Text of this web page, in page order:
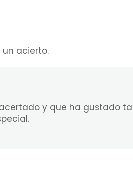
un acierto.
y que ha gustado